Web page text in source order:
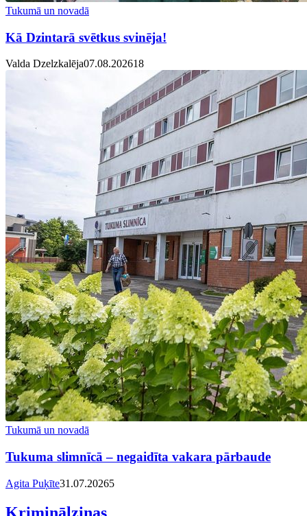
Tukumā un novadā
Kā Dzintarā svētkus svinēja!
Valda Dzelzkalēja07.08.202618
Tukumā un novadā
Tukuma slimnīcā – negaidīta vakara pārbaude
Agita Puķīte31.07.20265
Kriminālziņas